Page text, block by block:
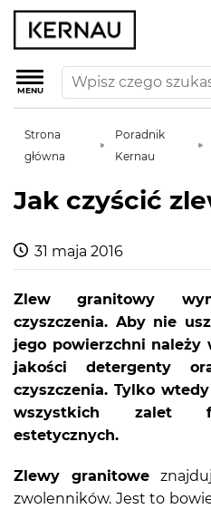
MENU
Strona
główna
Poradnik
Kernau
Jak czyścić
31 maja 2016
Zlew granitowy
czyszczenia. Aby nie
jego powierzchni należy
jakości detergenty
czyszczenia. Tylko
wszystkich zalet
estetycznych.
Zlewy granitowe
zwolenników. Jest to